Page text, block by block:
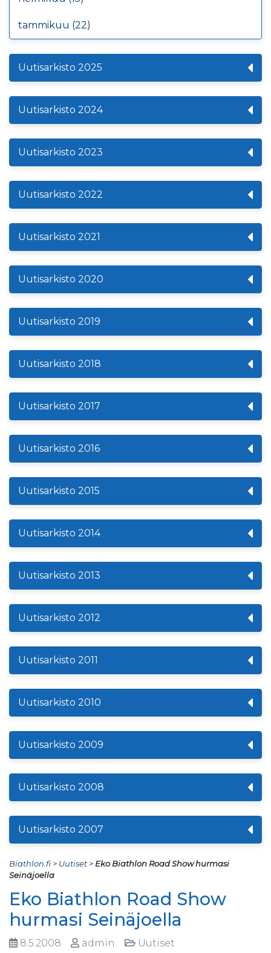
tammikuu (22)
Uutisarkisto 2025
Uutisarkisto 2024
Uutisarkisto 2023
Uutisarkisto 2022
Uutisarkisto 2021
Uutisarkisto 2020
Uutisarkisto 2019
Uutisarkisto 2018
Uutisarkisto 2017
Uutisarkisto 2016
Uutisarkisto 2015
Uutisarkisto 2014
Uutisarkisto 2013
Uutisarkisto 2012
Uutisarkisto 2011
Uutisarkisto 2010
Uutisarkisto 2009
Uutisarkisto 2008
Uutisarkisto 2007
Biathlon.fi> Uutiset> Eko Biathlon Road Show hurmasi
Seinäjoella
Eko Biathlon Road Show
hurmasi Seinäjoella
8.5.2008 admin Uutiset